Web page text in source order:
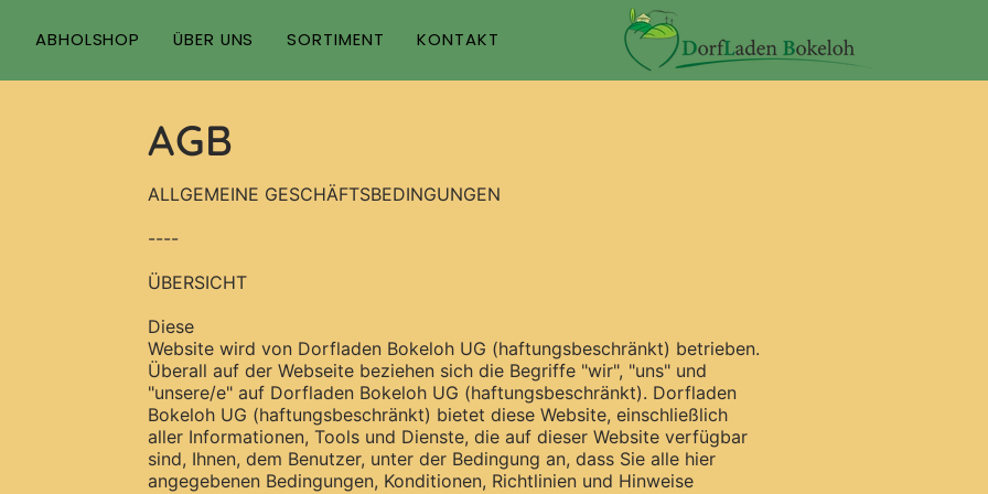
InhaltABHOLSHOP ÜBER UNS SORTIMENT KONTAKT
AGB
ALLGEMEINE GESCHÄFTSBEDINGUNGEN
----
ÜBERSICHT
Diese
Website wird von Dorfladen Bokeloh UG (haftungsbeschränkt) betrieben.
Überall auf der Webseite beziehen sich die Begriffe "wir", "uns" und
"unsere/e" auf Dorfladen Bokeloh UG (haftungsbeschränkt). Dorfladen
Bokeloh UG (haftungsbeschränkt) bietet diese Website, einschließlich
aller Informationen, Tools und Dienste, die auf dieser Website verfügbar
sind, Ihnen, dem Benutzer, unter der Bedingung an, dass Sie alle hier
angegebenen Bedingungen, Konditionen, Richtlinien und Hinweise